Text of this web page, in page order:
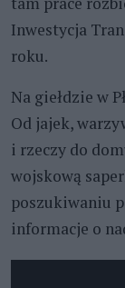
Inwestycja
roku.
Na giełdzie w
Od jajek,
i rzeczy do
wojskową
poszukiwaniu
informacje o